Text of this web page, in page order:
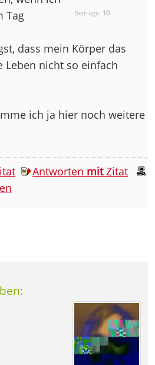
Beiträge: 10
Tag
dass mein Körper das
Leben nicht so einfach
ich ja hier noch weitere
Antworten mitZitat